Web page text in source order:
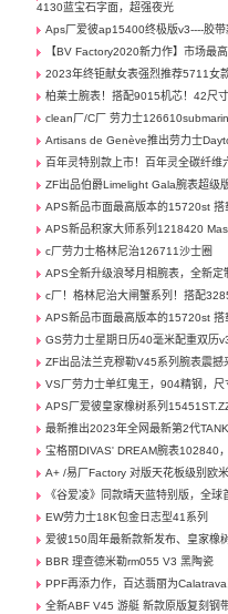
4130蓝宝石字面，超强夜光
Aps厂爱彼ap15400终极版v3----胶带
【BV Factory2020新力作】市场最
2023年终钜献女表强烈推荐5711女
柏莱士腕表！搭配9015机芯！42尺寸
clean厂/C厂 劳力士
Artisans de Genève推出劳力士
百年灵特别款上市！百年灵全碳纤
ZF出品伯爵Limelight Gala腕表超级
APS新品市面最高版本的15720st
APS新品积家大师系列1218420
c厂劳力士格林尼治126711沙士圈
APS全新升级浪琴月相腕表，全新
c厂！格林尼治大闸蟹系列！搭配
APS新品市面最高版本的15720st
GS劳力士星期日历40毫米配重双历
ZF出品法兰克穆勒V45系列腕表震撼
VS厂劳力士单红鬼王，904精钢，
APS厂爱彼皇家橡树系列
最新推出2023年全网最新第2代
宝格丽DIVAS' DREAM腕表102840
A+ /易厂Factory 对版天花板级别欧
《谷爱凌》同款晴天蓝特别版，全球
EW劳力士18K包金日志型41系列
爱彼150周年最新款新发布、皇家橡
BBR 理查德米勒rm055 V3 黑陶瓷
PPF再添力作，百达翡丽为
全新ABF V45 游艇 新款原版复刻钢